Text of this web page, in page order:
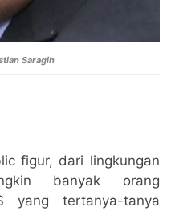
Saragih
figur, dari lingkungan
banyak orang
yang tertanya-tanya